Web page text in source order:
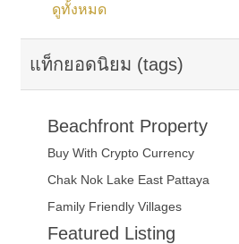
ดูทั้งหมด
แท็กยอดนิยม (tags)
Beachfront Property
Buy With Crypto Currency
Chak Nok Lake East Pattaya
Family Friendly Villages
Featured Listing